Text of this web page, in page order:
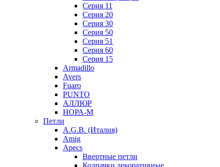
Серия 11
Серия 20
Серия 30
Серия 50
Серия 51
Серия 60
Серия 15
Armadillo
Avers
Fuaro
PUNTO
АЛЛЮР
НОРА-М
Петли
A.G.B. (Италия)
Amig
Apecs
Ввертные петли
Колпачки декоративные